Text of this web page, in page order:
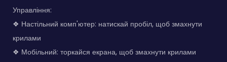
Управління:
❖ Настільний комп'ютер: натискай пробіл, щоб змахнути
крилами
❖ Мобільний: торкайся екрана, щоб змахнути крилами